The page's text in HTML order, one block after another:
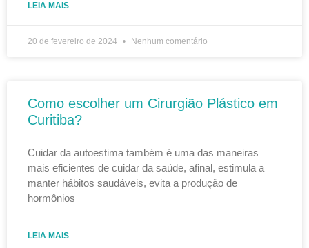
LEIA MAIS
20 de fevereiro de 2024 Nenhum comentário
Como escolher um Cirurgião Plástico em
Curitiba?
Cuidar da autoestima também é uma das maneiras
mais eficientes de cuidar da saúde, afinal, estimula a
manter hábitos saudáveis, evita a produção de
hormônios
LEIA MAIS